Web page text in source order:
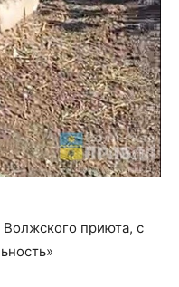
приюта, с